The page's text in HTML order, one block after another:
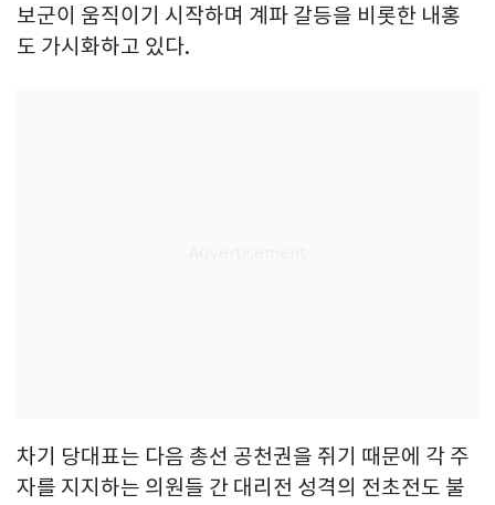
보군이 움직이기 시작하며 계파 갈등을 비롯한 내홍
도 가시화하고 있다.
차기 당대표는 다음 총선 공천권을 쥐기 때문에 각 주
자를 지지하는 의원들 간 대리전 성격의 전초전도 불